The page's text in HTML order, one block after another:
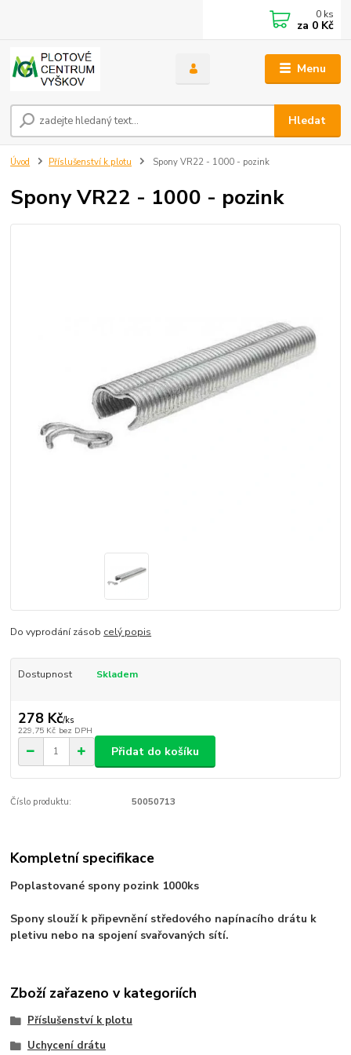
Menu
Hledat
0 ks
za 0 Kč
Úvod Příslušenství k plotu Spony VR22 - 1000 - pozink
Spony VR22 - 1000 - pozink
Do vyprodání zásob celý popis
Dostupnost Skladem
278 Kč/ks
229,75 Kč bez DPH
Přidat do košíku
Číslo produktu: 50050713
Kompletní specifikace
Poplastované spony pozink 1000ks
Spony slouží k připevnění středového napínacího drátu k
pletivu nebo na spojení svařovaných sítí.
Zboží zařazeno v kategoriích
Příslušenství k plotu
Uchycení drátu